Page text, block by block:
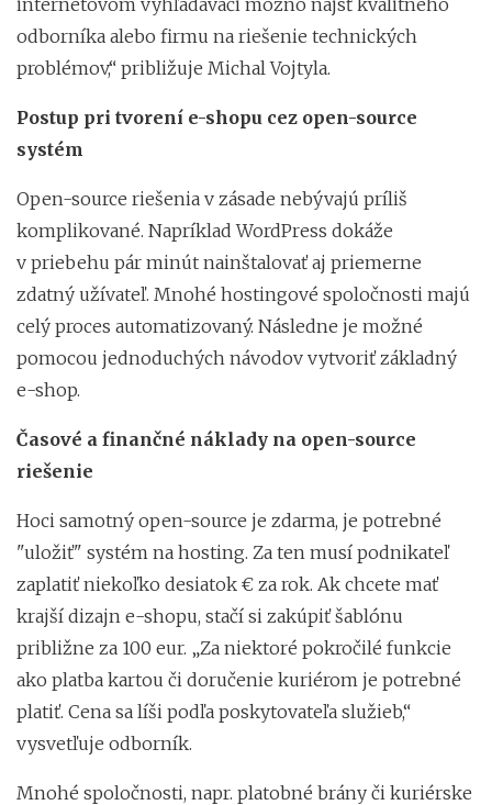
odborníka alebo firmu na riešenie technických
problémov,“ približuje Michal Vojtyla.
Postup pri tvorení e-shopu cez open-source
systém
Open-source riešenia v zásade nebývajú príliš
komplikované. Napríklad WordPress dokáže
v priebehu pár minút nainštalovať aj priemerne
zdatný užívateľ. Mnohé hostingové spoločnosti majú
celý proces automatizovaný. Následne je možné
pomocou jednoduchých návodov vytvoriť základný
e-shop.
Časové a finančné náklady na open-source
riešenie
Hoci samotný open-source je zdarma, je potrebné
"uložiť" systém na hosting. Za ten musí podnikateľ
zaplatiť niekoľko desiatok € za rok. Ak chcete mať
krajší dizajn e-shopu, stačí si zakúpiť šablónu
približne za 100 eur. „Za niektoré pokročilé funkcie
ako platba kartou či doručenie kuriérom je potrebné
platiť. Cena sa líši podľa poskytovateľa služieb,“
vysvetľuje odborník.
Mnohé spoločnosti, napr. platobné brány či kuriérske